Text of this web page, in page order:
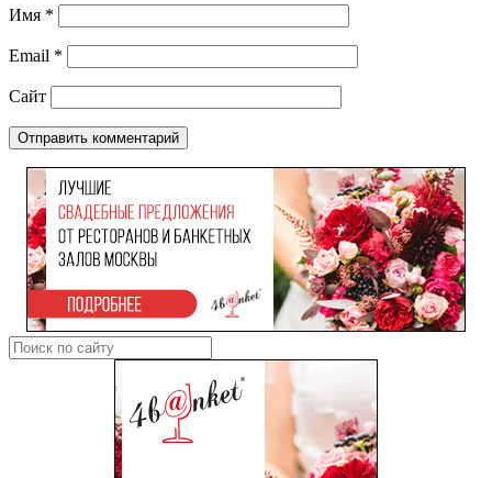
Имя *
Email *
Сайт